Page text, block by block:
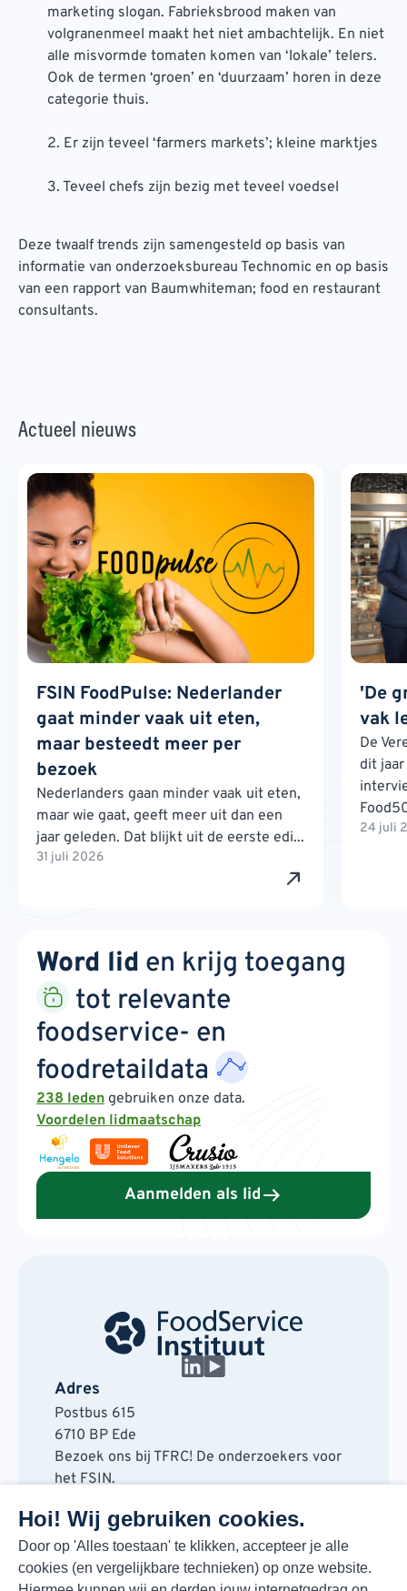
Hoi! Wij gebruiken cookies.
Door op 'Alles toestaan' te klikken, accepteer je alle
cookies (en vergelijkbare technieken) op onze website.
marketing slogan. Fabrieksbrood maken van
volgranenmeel maakt het niet ambachtelijk. En niet
alle misvormde tomaten komen van ‘lokale’ telers.
Ook de termen ‘groen’ en ‘duurzaam’ horen in deze
categorie thuis.
2. Er zijn teveel ‘farmers markets’; kleine marktjes
3. Teveel chefs zijn bezig met teveel voedsel
Deze twaalf trends zijn samengesteld op basis van
informatie van onderzoeksbureau Technomic en op basis
van een rapport van Baumwhiteman; food en restaurant
consultants.
Actueel nieuws
FSIN FoodPulse: Nederlander
gaat minder vaak uit eten,
maar besteedt meer per
bezoek
Nederlanders gaan minder vaak uit eten,
maar wie gaat, geeft meer uit dan een
jaar geleden. Dat blijkt uit de eerste edi...
31 juli 2026
'De
vak
De
dit
24 juli
Word lid en krijg toegang
tot relevante
foodservice- en
foodretaildata
238 leden gebruiken onze data.
Voordelen lidmaatschap
Aanmelden als lid
Adres
Postbus 615
6710 BP Ede
Bezoek ons bij TFRC! De onderzoekers voor
het FSIN.
6717 LT Ede
Contact
088 730 48 00